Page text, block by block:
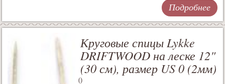
Подробнее
Круговые спицы Lykke
DRIFTWOOD на леске 12"
(30 см), размер US 0 (2мм)
()